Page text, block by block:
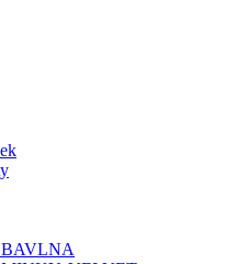
BAVLNA